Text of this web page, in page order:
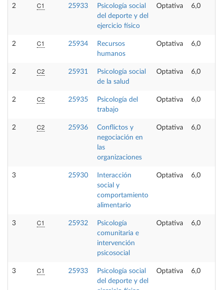
2 C1 25933
Psicología social
del deporte y del
ejercicio físico
Optativa 6,0
2 C1 25934
Recursos
humanos
Optativa 6,0
2 C2 25931
Psicología social
de la salud
Optativa 6,0
2 C2 25935
Psicología del
trabajo
Optativa 6,0
2 C2 25936
Conflictos y
negociación en
las
organizaciones
Optativa 6,0
3 25930
Interacción
social y
comportamiento
alimentario
Optativa 6,0
3 C1 25932
Psicología
comunitaria e
intervención
psicosocial
Optativa 6,0
3 C1 25933
Psicología social
del deporte y del
Optativa 6,0